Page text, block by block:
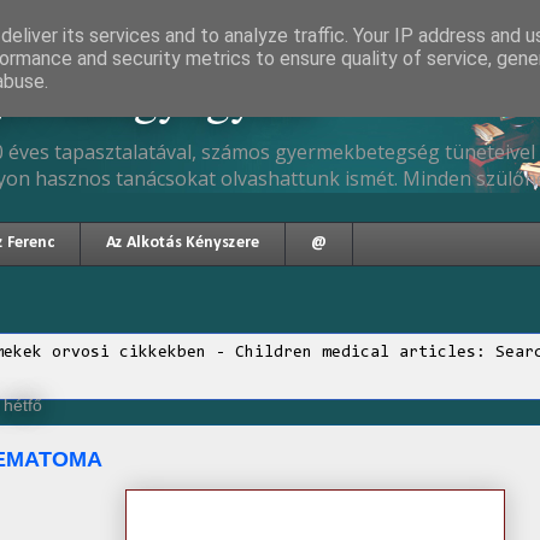
tapasztalatával, számos gyermekbetegség
hasznos tanácsokat olvashattunk ismét. Minden
Ferenc Az Alkotás Kényszere @
orvosi cikkekben - Children medical articles:
its services and to analyze traffic. Your IP address and
and security metrics to ensure quality of service,